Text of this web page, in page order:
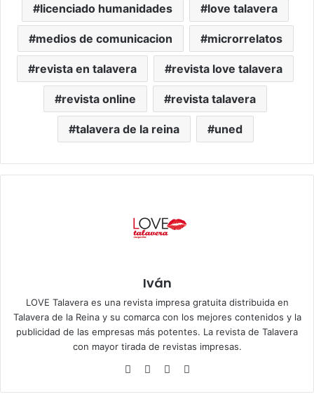
licenciado humanidades love talavera
medios de comunicacion microrrelatos
revista en talavera revista love talavera
revista online revista talavera
talavera de la reina uned
Iván
LOVE Talavera es una revista impresa gratuita distribuida en
Talavera de la Reina y su comarca con los mejores contenidos y la
publicidad de las empresas más potentes. La revista de Talavera
con mayor tirada de revistas impresas.
Siti
Fa
X